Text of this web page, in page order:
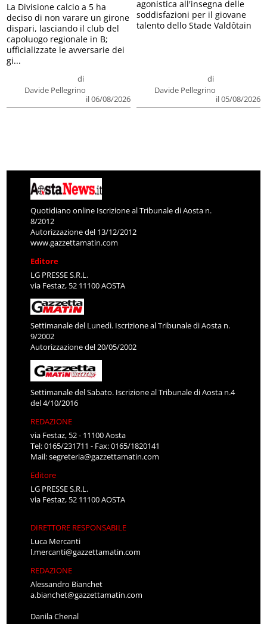
di
Davide Pellegrino
il 06/08/2026
La Divisione calcio a 5 ha
deciso di non varare un girone
dispari, lasciando il club del
capoluogo regionale in B;
ufficializzate le avversarie dei
gi...
di
Davide Pellegrino
il 05/08/2026
agonistica all'insegna delle
soddisfazioni per il giovane
talento dello Stade Valdôtain
Quotidiano online Iscrizione al Tribunale di Aosta n.
8/2012
Autorizzazione del 13/12/2012
www.gazzettamatin.com
Editore
LG PRESSE S.R.L.
via Festaz, 52 11100 AOSTA
Settimanale del Lunedì. Iscrizione al Tribunale di Aosta n.
9/2002
Autorizzazione del 20/05/2002
Settimanale del Sabato. Iscrizione al Tribunale di Aosta n.4
del 4/10/2016
REDAZIONE
via Festaz, 52 - 11100 Aosta
Tel: 0165/231711 - Fax: 0165/1820141
Mail:segreteria@gazzettamatin.com
Editore
LG PRESSE S.R.L.
via Festaz, 52 11100 AOSTA
DIRETTORE RESPONSABILE
Luca Mercanti
l.mercanti@gazzettamatin.com
REDAZIONE
Alessandro Bianchet
a.bianchet@gazzettamatin.com
Danila Chenal